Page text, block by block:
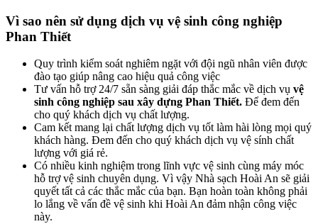
Vì sao nên sử dụng dịch vụ vệ sinh công nghiệp
Phan Thiết
Quy trình kiểm soát nghiêm ngặt với đội ngũ nhân viên được
đào tạo giúp nâng cao hiệu quả công việc
Tư vấn hỗ trợ 24/7 sẵn sàng giải đáp thắc mắc về dịch vụ vệ
sinh công nghiệp sau xây dựng Phan Thiết. Để đem đến
cho quý khách dịch vụ chất lượng.
Cam kết mang lại chất lượng dịch vụ tốt làm hài lòng mọi quý
khách hàng. Đem đến cho quý khách dịch vụ vệ sính chất
lượng với giá rẻ.
Có nhiều kinh nghiệm trong lĩnh vực vệ sinh cùng máy móc
hỗ trợ vệ sinh chuyên dụng. Vì vậy Nhà sạch Hoài An sẽ giải
quyết tất cả các thắc mắc của bạn. Bạn hoàn toàn không phải
lo lắng về vấn đề vệ sinh khi Hoài An đảm nhận công việc
này.